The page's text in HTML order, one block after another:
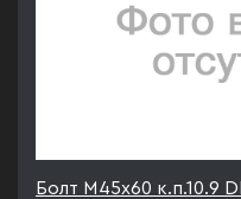
Болт М45х60 к.п.10.9